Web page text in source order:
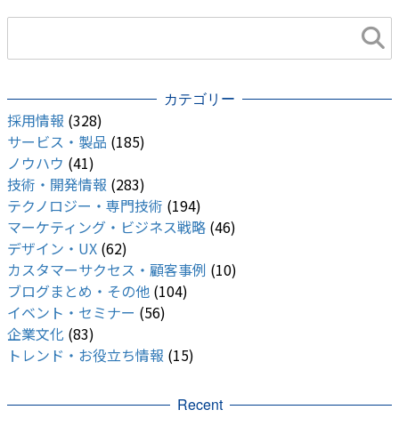
カテゴリー
採用情報 (328)
サービス・製品 (185)
ノウハウ (41)
技術・開発情報 (283)
テクノロジー・専門技術 (194)
マーケティング・ビジネス戦略 (46)
デザイン・UX (62)
カスタマーサクセス・顧客事例 (10)
ブログまとめ・その他 (104)
イベント・セミナー (56)
企業文化 (83)
トレンド・お役立ち情報 (15)
Recent